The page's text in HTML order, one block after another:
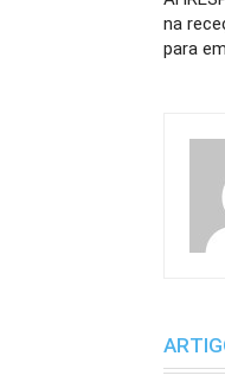
na
para